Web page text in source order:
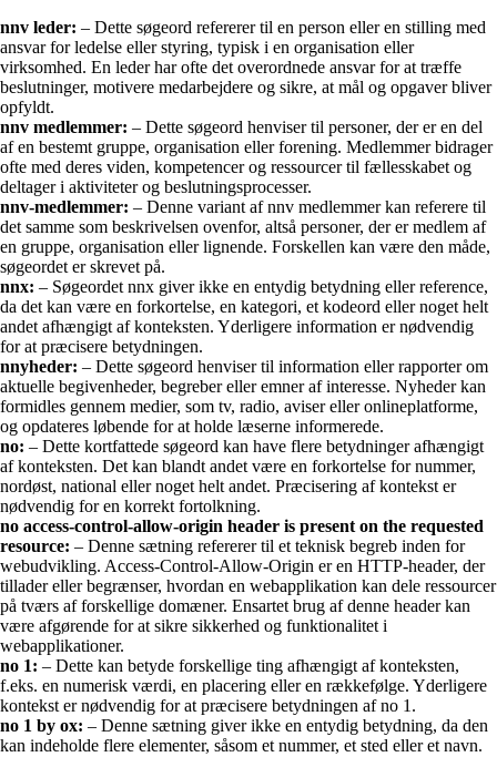
nnv leder: – Dette søgeord refererer til en person eller en stilling med
ansvar for ledelse eller styring, typisk i en organisation eller
virksomhed. En leder har ofte det overordnede ansvar for at træffe
beslutninger, motivere medarbejdere og sikre, at mål og opgaver bliver
opfyldt.
nnv medlemmer: – Dette søgeord henviser til personer, der er en del
af en bestemt gruppe, organisation eller forening. Medlemmer bidrager
ofte med deres viden, kompetencer og ressourcer til fællesskabet og
deltager i aktiviteter og beslutningsprocesser.
nnv-medlemmer: – Denne variant af nnv medlemmer kan referere til
det samme som beskrivelsen ovenfor, altså personer, der er medlem af
en gruppe, organisation eller lignende. Forskellen kan være den måde,
søgeordet er skrevet på.
nnx: – Søgeordet nnx giver ikke en entydig betydning eller reference,
da det kan være en forkortelse, en kategori, et kodeord eller noget helt
andet afhængigt af konteksten. Yderligere information er nødvendig
for at præcisere betydningen.
nnyheder: – Dette søgeord henviser til information eller rapporter om
aktuelle begivenheder, begreber eller emner af interesse. Nyheder kan
formidles gennem medier, som tv, radio, aviser eller onlineplatforme,
og opdateres løbende for at holde læserne informerede.
no: – Dette kortfattede søgeord kan have flere betydninger afhængigt
af konteksten. Det kan blandt andet være en forkortelse for nummer,
nordøst, national eller noget helt andet. Præcisering af kontekst er
nødvendig for en korrekt fortolkning.
no access-control-allow-origin header is present on the requested
resource: – Denne sætning refererer til et teknisk begreb inden for
webudvikling. Access-Control-Allow-Origin er en HTTP-header, der
tillader eller begrænser, hvordan en webapplikation kan dele ressourcer
på tværs af forskellige domæner. Ensartet brug af denne header kan
være afgørende for at sikre sikkerhed og funktionalitet i
webapplikationer.
no 1: – Dette kan betyde forskellige ting afhængigt af konteksten,
f.eks. en numerisk værdi, en placering eller en rækkefølge. Yderligere
kontekst er nødvendig for at præcisere betydningen af no 1.
no 1 by ox: – Denne sætning giver ikke en entydig betydning, da den
kan indeholde flere elementer, såsom et nummer, et sted eller et navn.